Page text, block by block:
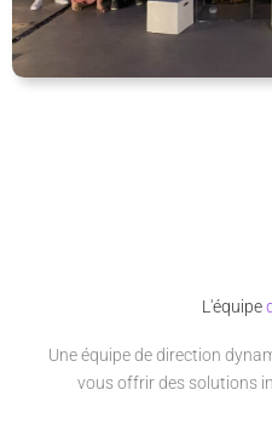
L'équipe
Une équipe de direction
vous offrir des solutions